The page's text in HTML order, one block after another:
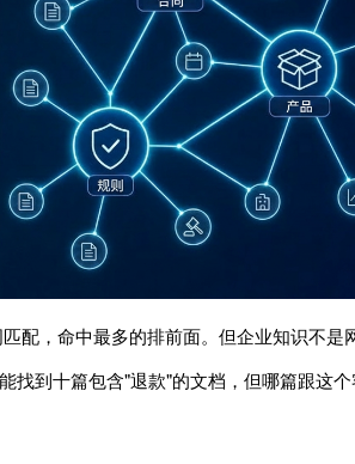
，命中最多的排前面。但企业知识不是
找到十篇包含"退款"的文档，但哪篇跟这